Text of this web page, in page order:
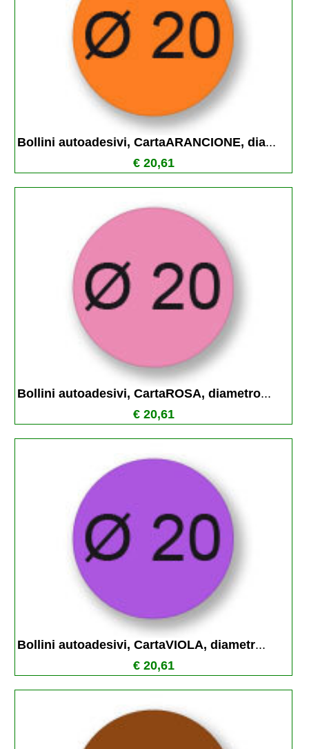
Bollini autoadesivi, CartaARANCIONE, dia...
€ 20,61
Bollini autoadesivi, CartaROSA, diametro...
€ 20,61
Bollini autoadesivi, CartaVIOLA, diametr...
€ 20,61